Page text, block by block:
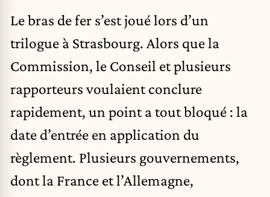
Le bras de fer s’est joué lors d’un
trilogue à Strasbourg. Alors que la
Commission, le Conseil et plusieurs
rapporteurs voulaient conclure
rapidement, un point a tout bloqué : la
date d’entrée en application du
règlement. Plusieurs gouvernements,
dont la France et l’Allemagne,